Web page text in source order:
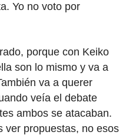
Yo no voto por
porque con Keiko
son lo mismo y va a
va a querer
veía el debate
ambos se atacaban.
ver propuestas, no esos